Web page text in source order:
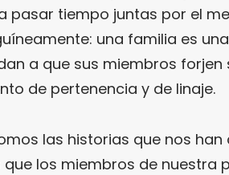
pasar tiempo juntas por el
una familia es
a que sus miembros
de pertenencia y de linaje.
las historias que nos
los miembros de nuestra